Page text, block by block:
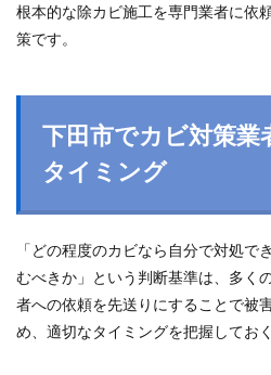
根本的な除カビ施工を専門業者に依
策です。
下田市でカビ対策業
タイミング
「どの程度のカビなら自分で対処で
むべきか」という判断基準は、多く
者への依頼を先送りにすることで被
め、適切なタイミングを把握してお